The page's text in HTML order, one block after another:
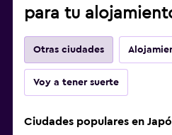
para tu
Otras ciudades
Voy a tener suerte
Ciudades populares en